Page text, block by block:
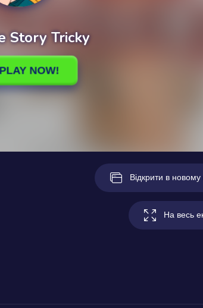
Відкрити в новому
На весь